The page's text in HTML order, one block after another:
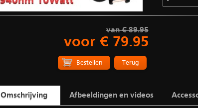
van € 89.95
voor € 79.95
Terug
Omschrijving Afbeeldingen en videos